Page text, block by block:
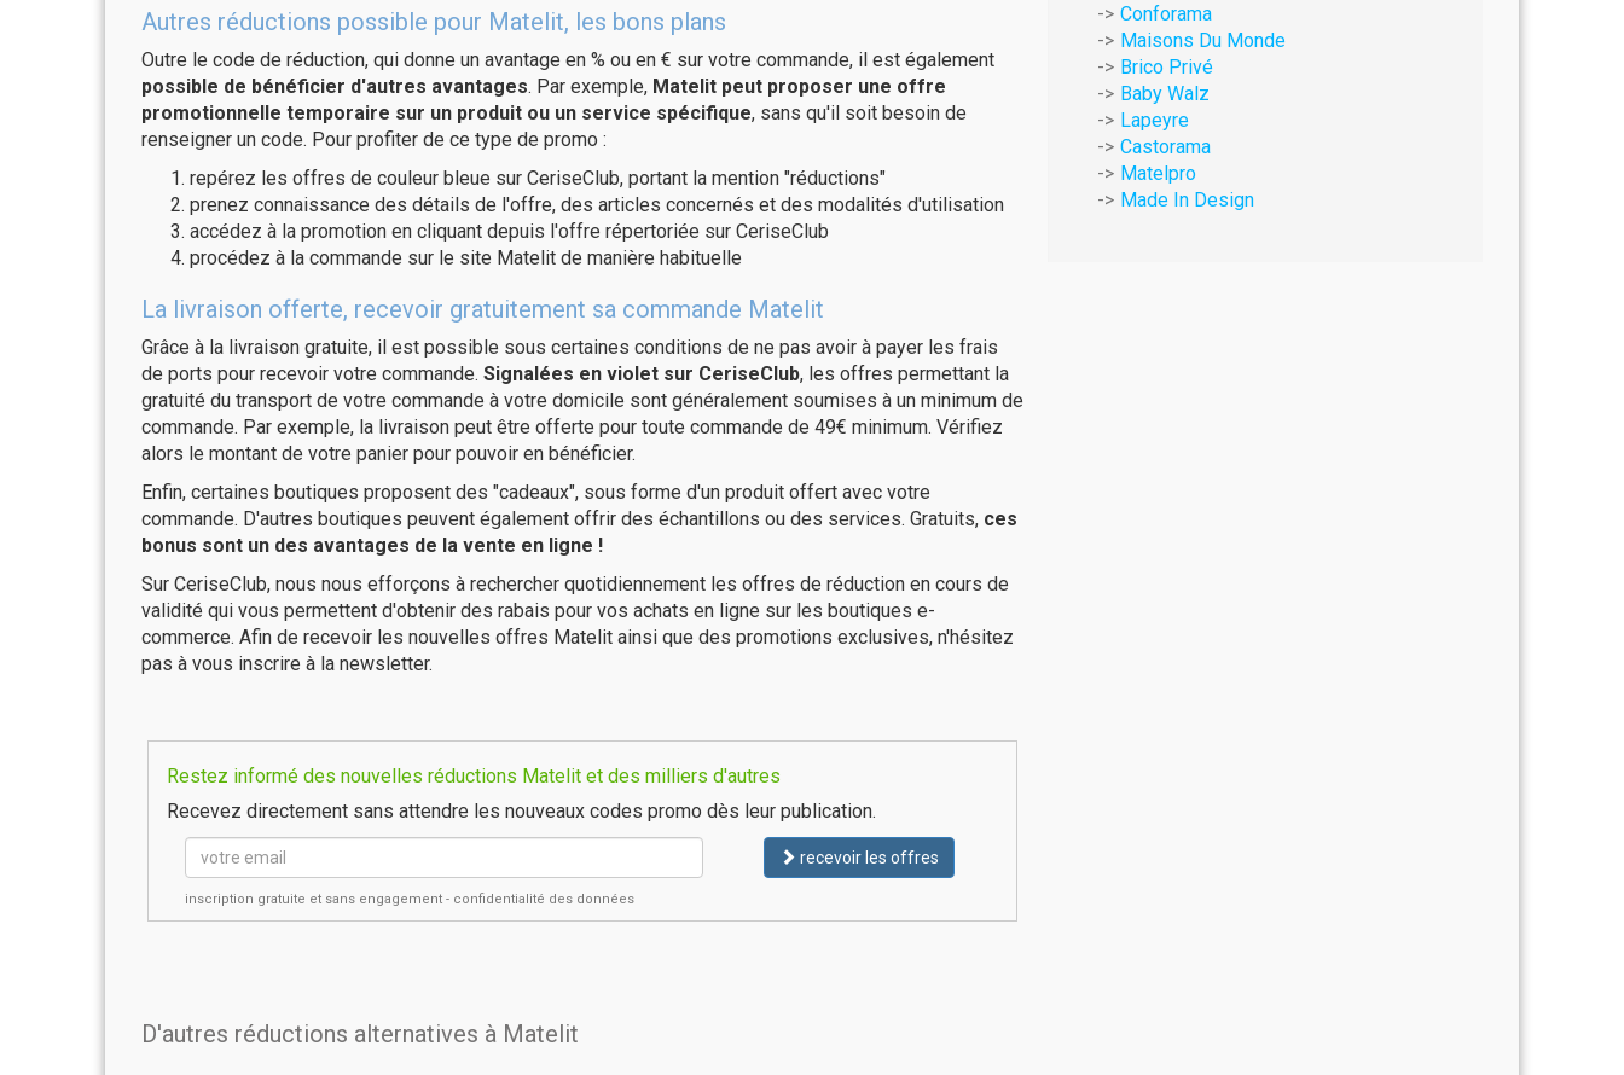
Autres réductions possible pour Matelit, les bons plans
Outre le code de réduction, qui donne un avantage en % ou en € sur votre commande, il est également
possible de bénéficier d'autres avantages. Par exemple, Matelit peut proposer une offre
promotionnelle temporaire sur un produit ou un service spécifique, sans qu'il soit besoin de
renseigner un code. Pour profiter de ce type de promo :
repérez les offres de couleur bleue sur CeriseClub, portant la mention "réductions"
prenez connaissance des détails de l'offre, des articles concernés et des modalités d'utilisation
accédez à la promotion en cliquant depuis l'offre répertoriée sur CeriseClub
procédez à la commande sur le site Matelit de manière habituelle
La livraison offerte, recevoir gratuitement sa commande Matelit
Grâce à la livraison gratuite, il est possible sous certaines conditions de ne pas avoir à payer les frais
de ports pour recevoir votre commande. Signalées en violet sur CeriseClub, les offres permettant la
gratuité du transport de votre commande à votre domicile sont généralement soumises à un minimum de
commande. Par exemple, la livraison peut être offerte pour toute commande de 49€ minimum. Vérifiez
alors le montant de votre panier pour pouvoir en bénéficier.
Enfin, certaines boutiques proposent des "cadeaux", sous forme d'un produit offert avec votre
commande. D'autres boutiques peuvent également offrir des échantillons ou des services. Gratuits, ces
bonus sont un des avantages de la vente en ligne !
Sur CeriseClub, nous nous efforçons à rechercher quotidiennement les offres de réduction en cours de
validité qui vous permettent d'obtenir des rabais pour vos achats en ligne sur les boutiques e-
commerce. Afin de recevoir les nouvelles offres Matelit ainsi que des promotions exclusives, n'hésitez
pas à vous inscrire à la newsletter.
Restez informé des nouvelles réductions Matelit et des milliers d'autres
Recevez directement sans attendre les nouveaux codes promo dès leur publication.
recevoir les offres
inscription gratuite et sans engagement - confidentialité des données
D'autres réductions alternatives à Matelit
Conforama
Maisons Du Monde
Brico Privé
Baby Walz
Lapeyre
Castorama
Matelpro
Made In Design